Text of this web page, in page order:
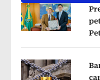
Opens in new window